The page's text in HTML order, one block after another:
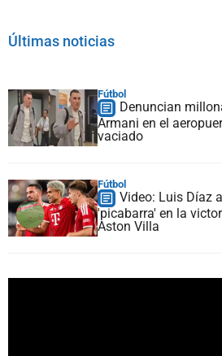
Últimas noticias
Fútbol
Denuncian
Armani en el
vaciado
Fútbol
Video: Luis Díaz
'picabarra' en la
Aston Villa